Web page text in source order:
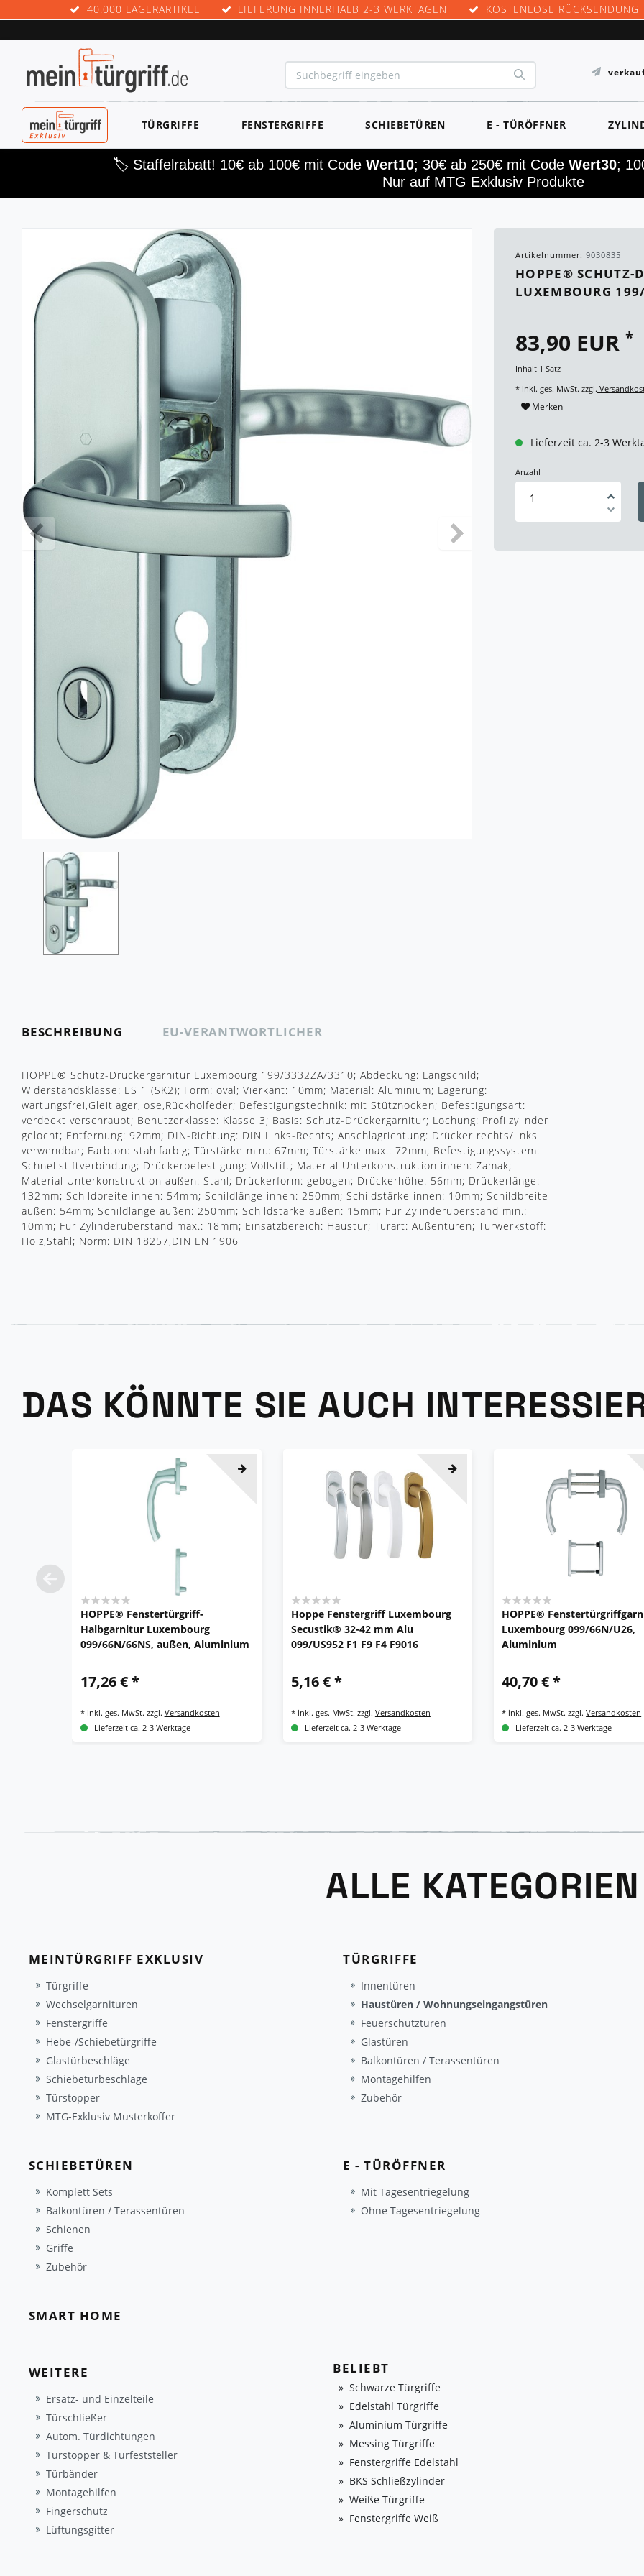
40.000 LAGERARTIKEL LIEFERUNG INNERHALB 2-3 WERKTAGEN KOSTENLOSE RÜCKSENDUNG
MEINTÜRGRIF
F EXKLUSIV
TÜRGRIFFE FENSTERGRIFFE SCHIEBETÜREN E - TÜRÖFFNER
🏷️ Staffelrabatt! 10€ ab 100€ mit Code Wert10; 30€ ab 250€ mit Code Wert30;
Nur auf MTG Exklusiv Produkte
Artikelnummer: 9030835
HOPPE® SCHUTZ-
LUXEMBOURG
83,90 EUR *
Inhalt 1 Satz
* inkl. ges. MwSt. zzgl.
Merken
Lieferzeit ca. 2-3
Anzahl
BESCHREIBUNG EU-VERANTWORTLICHER
HOPPE® Schutz-Drückergarnitur Luxembourg 199/3332ZA/3310; Abdeckung: Langschild;
Widerstandsklasse: ES 1 (SK2); Form: oval; Vierkant: 10mm; Material: Aluminium; Lagerung:
wartungsfrei,Gleitlager,lose,Rückholfeder; Befestigungstechnik: mit Stütznocken; Befestigungsart:
verdeckt verschraubt; Benutzerklasse: Klasse 3; Basis: Schutz-Drückergarnitur; Lochung: Profilzylinder
gelocht; Entfernung: 92mm; DIN-Richtung: DIN Links-Rechts; Anschlagrichtung: Drücker rechts/links
verwendbar; Farbton: stahlfarbig; Türstärke min.: 67mm; Türstärke max.: 72mm; Befestigungssystem:
Schnellstiftverbindung; Drückerbefestigung: Vollstift; Material Unterkonstruktion innen: Zamak;
Material Unterkonstruktion außen: Stahl; Drückerform: gebogen; Drückerhöhe: 56mm; Drückerlänge:
132mm; Schildbreite innen: 54mm; Schildlänge innen: 250mm; Schildstärke innen: 10mm; Schildbreite
außen: 54mm; Schildlänge außen: 250mm; Schildstärke außen: 15mm; Für Zylinderüberstand min.:
10mm; Für Zylinderüberstand max.: 18mm; Einsatzbereich: Haustür; Türart: Außentüren; Türwerkstoff:
Holz,Stahl; Norm: DIN 18257,DIN EN 1906
DAS KÖNNTE SIE AUCH
HOPPE® Fenstertürgriff-
Halbgarnitur Luxembourg
099/66N/66NS, außen, Aluminium
17,26 € *
* inkl. ges. MwSt. zzgl. Versandkosten
Lieferzeit ca. 2-3 Werktage
Hoppe Fenstergriff Luxembourg
Secustik® 32-42 mm Alu
099/US952 F1 F9 F4 F9016
5,16 € *
* inkl. ges. MwSt. zzgl. Versandkosten
Lieferzeit ca. 2-3 Werktage
HOPPE®
Luxembourg 099/66N/U26,
Aluminium
40,70 € *
* inkl. ges. MwSt. zzgl.Versandkosten
Lieferzeit ca. 2-3 Werktage
ALLE KATEGORIEN
MEINTÜRGRIFF EXKLUSIV
Türgriffe
Wechselgarnituren
Fenstergriffe
Hebe-/Schiebetürgriffe
Glastürbeschläge
Schiebetürbeschläge
Türstopper
MTG-Exklusiv Musterkoffer
TÜRGRIFFE
Innentüren
Haustüren / Wohnungseingangstüren
Feuerschutztüren
Glastüren
Balkontüren / Terassentüren
Montagehilfen
Zubehör
SCHIEBETÜREN
Komplett Sets
Balkontüren / Terassentüren
Schienen
Griffe
Zubehör
E - TÜRÖFFNER
Mit Tagesentriegelung
Ohne Tagesentriegelung
SMART HOME
WEITERE
Ersatz- und Einzelteile
Türschließer
Autom. Türdichtungen
Türstopper & Türfeststeller
Türbänder
Montagehilfen
Fingerschutz
Lüftungsgitter
BELIEBT
Schwarze Türgriffe
Edelstahl Türgriffe
Aluminium Türgriffe
Messing Türgriffe
Fenstergriffe Edelstahl
BKS Schließzylinder
Weiße Türgriffe
Fenstergriffe Weiß